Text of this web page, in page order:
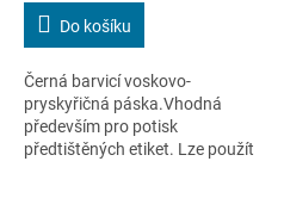
Do košíku
Černá barvicí voskovo-
pryskyřičná páska.Vhodná
především pro potisk
předtištěných etiket. Lze použít